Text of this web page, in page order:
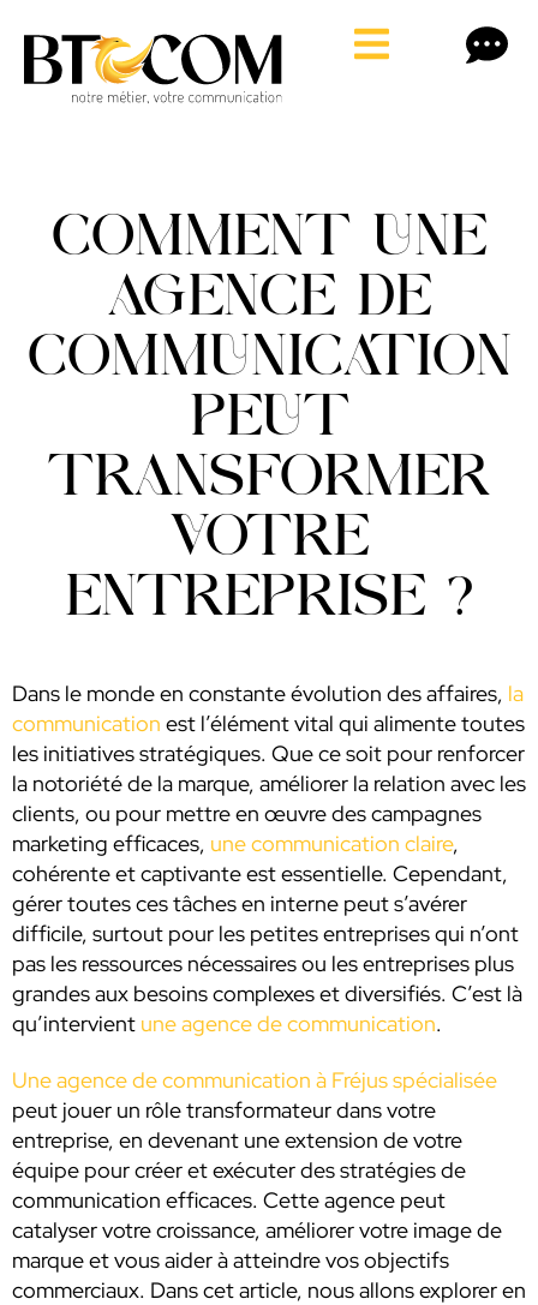
COMMENT UNE
AGENCE DE
COMMUNICATION
PEUT
TRANSFORMER
VOTRE
ENTREPRISE ?
Dans le monde en constante évolution des affaires, la
communication est l’élément vital qui alimente toutes
les initiatives stratégiques. Que ce soit pour renforcer
la notoriété de la marque, améliorer la relation avec les
clients, ou pour mettre en œuvre des campagnes
marketing efficaces, une communication claire,
cohérente et captivante est essentielle. Cependant,
gérer toutes ces tâches en interne peut s’avérer
difficile, surtout pour les petites entreprises qui n’ont
pas les ressources nécessaires ou les entreprises plus
grandes aux besoins complexes et diversifiés. C’est là
qu’intervient une agence de communication.
Une agence de communication à Fréjus spécialisée
peut jouer un rôle transformateur dans votre
entreprise, en devenant une extension de votre
équipe pour créer et exécuter des stratégies de
communication efficaces. Cette agence peut
catalyser votre croissance, améliorer votre image de
marque et vous aider à atteindre vos objectifs
commerciaux. Dans cet article, nous allons explorer en